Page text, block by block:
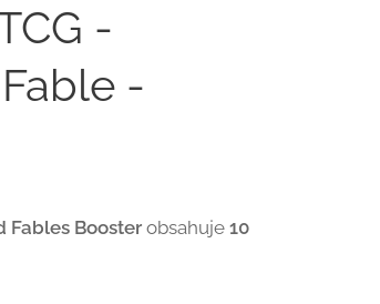
-
-
Fables Booster obsahuje 10